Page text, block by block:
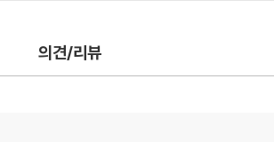
의견/리뷰